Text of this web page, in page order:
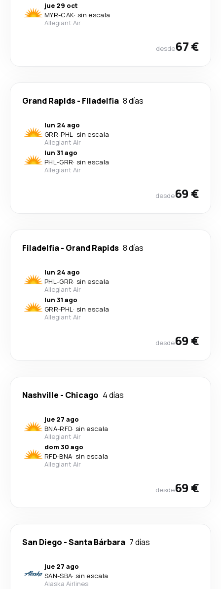
jue 29 oct
MYR-CAK· sin escala
Allegiant Air
desde67 €
Grand Rapids- Filadelfia 8 días
lun 24 ago
GRR-PHL· sin escala
Allegiant Air
lun 31 ago
PHL-GRR· sin escala
Allegiant Air
desde69 €
Filadelfia- Grand Rapids 8 días
lun 24 ago
PHL-GRR· sin escala
Allegiant Air
lun 31 ago
GRR-PHL· sin escala
Allegiant Air
desde69 €
Nashville - Chicago 4 días
jue 27 ago
BNA-RFD· sin escala
Allegiant Air
dom 30 ago
RFD-BNA· sin escala
Allegiant Air
desde69 €
San Diego -Santa Bárbara 7 días
jue 27 ago
SAN-SBA· sin escala
Alaska Airlines